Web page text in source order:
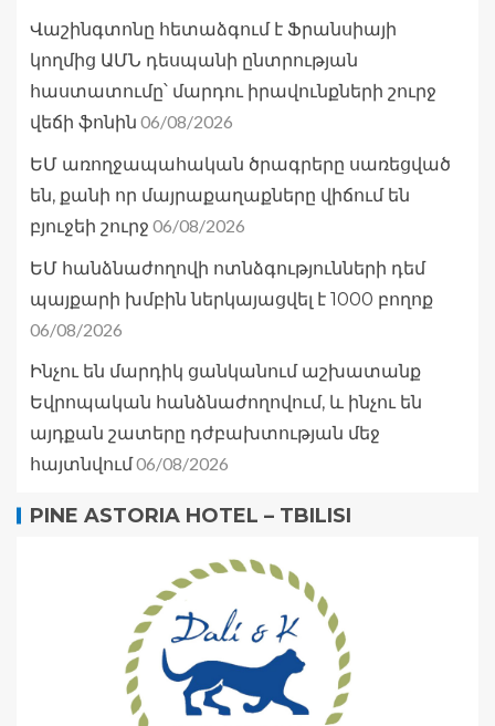
Վաշինգտոնը հետաձգում է Ֆրանսիայի
կողմից ԱՄՆ դեսպանի ընտրության
հաստատումը՝ մարդու իրավունքների շուրջ
վեճի ֆոնին 06/08/2026
ԵՄ առողջապահական ծրագրերը սառեցված
են, քանի որ մայրաքաղաքները վիճում են
բյուջեի շուրջ 06/08/2026
ԵՄ հանձնաժողովի ոտնձգությունների դեմ
պայքարի խմբին ներկայացվել է 1000 բողոք
06/08/2026
Ինչու են մարդիկ ցանկանում աշխատանք
Եվրոպական հանձնաժողովում, և ինչու են
այդքան շատերը դժբախտության մեջ
հայտնվում06/08/2026
PINE ASTORIA HOTEL – TBILISI